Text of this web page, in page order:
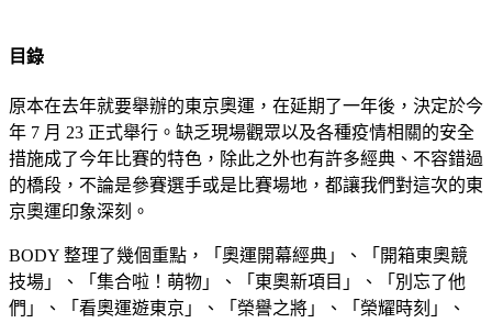
目錄
原本在去年就要舉辦的東京奧運，在延期了一年後，決定於今
年 7 月 23 正式舉行。缺乏現場觀眾以及各種疫情相關的安全
措施成了今年比賽的特色，除此之外也有許多經典、不容錯過
的橋段，不論是參賽選手或是比賽場地，都讓我們對這次的東
京奧運印象深刻。
BODY 整理了幾個重點，「奧運開幕經典」、「開箱東奧競
技場」、「集合啦！萌物」、「東奧新項目」、「別忘了他
們」、「看奧運遊東京」、「榮譽之將」、「榮耀時刻」、